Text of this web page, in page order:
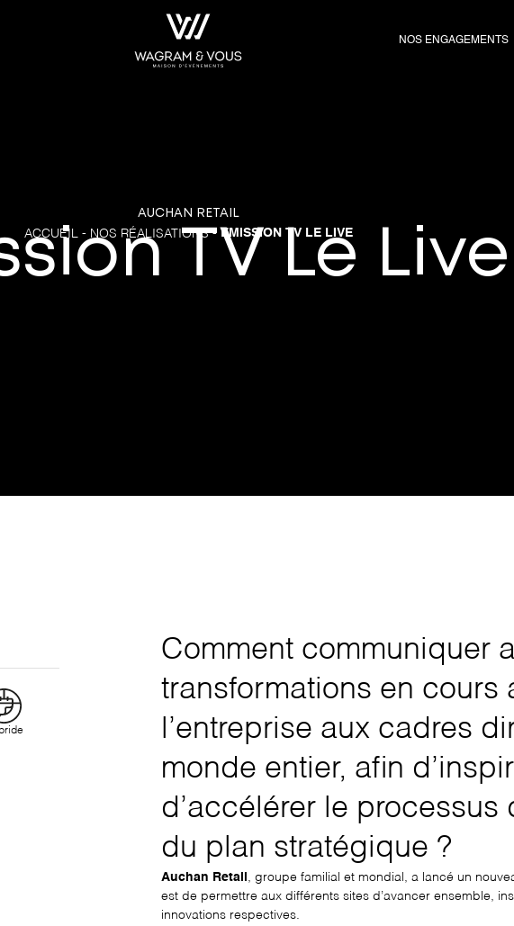
NOS ENGAGEMENTS
AUCHAN RETAIL
TV Le Live
ACCUEIL - NOS RÉALISATIONS- EMISSION TV LE LIVE
Comment communiquer
transformations en cours
l’entreprise aux cadres
monde entier, afin
d’accélérer le processus
du plan stratégique ?
Auchan Retail , groupe familial et mondial, a lancé un
est de permettre aux différents sites d’avancer ensemble,
innovations respectives.